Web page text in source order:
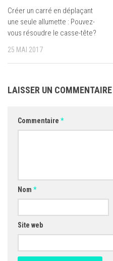
Créer un carré en déplaçant
une seule allumette : Pouvez-
vous résoudre le casse-tête?
25 MAI 2017
LAISSER UN COMMENTAIRE
Commentaire *
Nom *
Site web